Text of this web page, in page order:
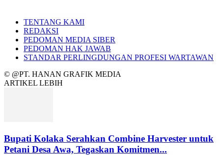
TENTANG KAMI
REDAKSI
PEDOMAN MEDIA SIBER
PEDOMAN HAK JAWAB
STANDAR PERLINGDUNGAN PROFESI WARTAWAN
© @PT. HANAN GRAFIK MEDIA
ARTIKEL LEBIH
Bupati Kolaka Serahkan Combine Harvester untuk
Petani Desa Awa, Tegaskan Komitmen...